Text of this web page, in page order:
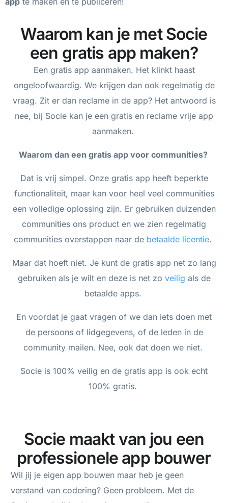
Waarom kan je met Socie
een gratis app maken?
Een gratis app aanmaken. Het klinkt haast
ongeloofwaardig. We krijgen dan ook regelmatig de
vraag. Zit er dan reclame in de app? Het antwoord is
nee, bij Socie kan je een gratis en reclame vrije app
aanmaken.
Waarom dan een gratis app voor communities?
Dat is vrij simpel. Onze gratis app heeft beperkte
functionaliteit, maar kan voor heel veel communities
een volledige oplossing zijn. Er gebruiken duizenden
communities ons product en we zien regelmatig
communities overstappen naar de betaalde licentie.
Maar dat hoeft niet. Je kunt de gratis app net zo lang
gebruiken als je wilt en deze is net zo veilig als de
betaalde apps.
En voordat je gaat vragen of we dan iets doen met
de persoons of lidgegevens, of de leden in de
community mailen. Nee, ook dat doen we niet.
Socie is 100% veilig en de gratis app is ook echt
100% gratis.
Socie maakt van jou een
professionele app bouwer
Wil jij je eigen app bouwen maar heb je geen
verstand van codering? Geen probleem. Met de